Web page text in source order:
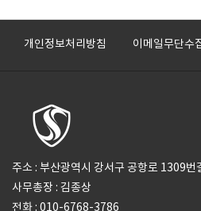
개인정보처리방침 이메일무단수
주소 : 부산광역시 강서구 공항로 1309
사무총장 : 김종상
전화 : 010-6768-3786